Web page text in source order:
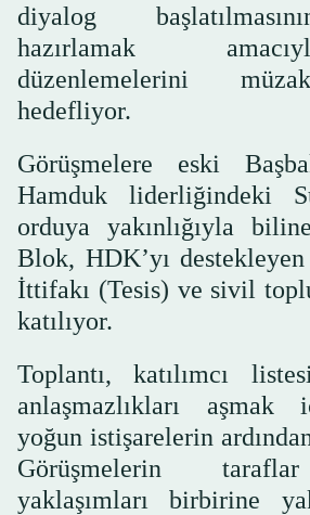
diyalog
hazırlamak
düzenlemelerini
hedefliyor.
Görüşmelere eski
Hamduk liderliğindeki
orduya yakınlığıyla
Blok, HDK’yı
İttifakı (Tesis) ve sivil
katılıyor.
Toplantı, katılımcı
anlaşmazlıkları aşmak
yoğun istişarelerin
Görüşmelerin
yaklaşımları birbirine